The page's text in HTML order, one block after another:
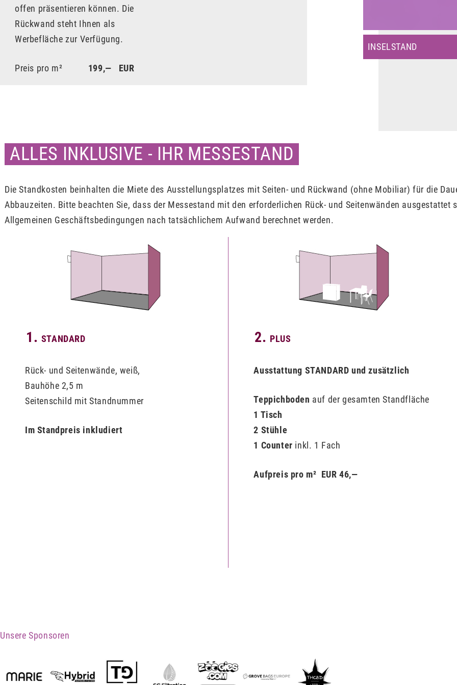
offen präsentieren können. Die
Rückwand steht Ihnen als
Werbefläche zur Verfügung.
Preis pro m² 199,— EUR
INSELSTAND
ALLES INKLUSIVE - IHR MESSESTAND
Die Standkosten beinhalten die Miete des Ausstellungsplatzes mit Seiten- und Rückwand (ohne Mobiliar) für die
Abbauzeiten. Bitte beachten Sie, dass der Messestand mit den erforderlichen Rück- und Seitenwänden
Allgemeinen Geschäftsbedingungen nach tatsächlichem Aufwand berechnet werden.
1. STANDARD
Rück- und Seitenwände, weiß,
Bauhöhe 2,5 m
Seitenschild mit Standnummer
Im Standpreis inkludiert
2. PLUS
Ausstattung STANDARD und zusätzlich
Teppichboden auf der gesamten Standfläche
1 Tisch
2 Stühle
1 Counter inkl. 1 Fach
Aufpreis pro m² EUR 46,—
Unsere Sponsoren